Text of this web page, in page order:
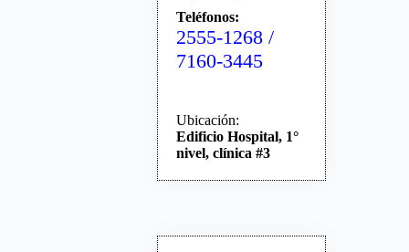
Teléfonos:
2555-1268 /
7160-3445
Ubicación:
Edificio Hospital, 1°
nivel, clínica #3